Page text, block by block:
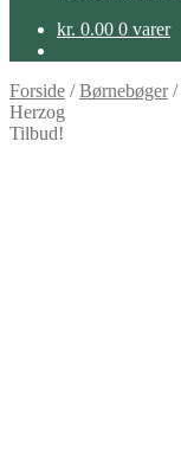
kr. 0.00 0 varer
Forside /Børnebøger/
Herzog
Tilbud!